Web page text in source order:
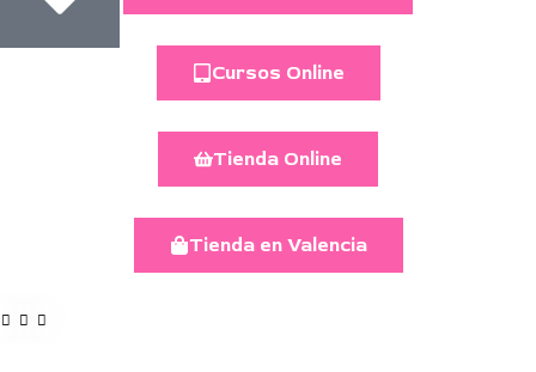
Cursos Online
Tienda Online
Tienda en Valencia